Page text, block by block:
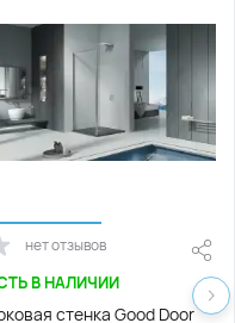
нет отзывов
В НАЛИЧИИ
стенка Good Door